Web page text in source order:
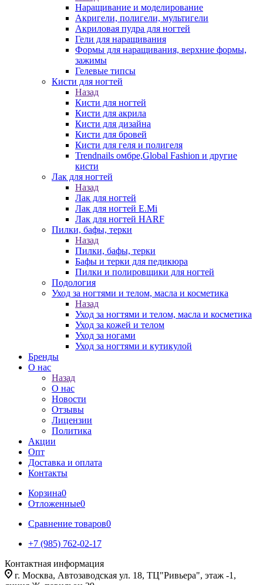
Наращивание и моделирование
Акригели, полигели, мультигели
Акриловая пудра для ногтей
Гели для наращивания
Формы для наращивания, верхние формы,
зажимы
Гелевые типсы
Кисти для ногтей
Назад
Кисти для ногтей
Кисти для акрила
Кисти для дизайна
Кисти для бровей
Кисти для геля и полигеля
Trendnails омбре,Global Fashion и другие
кисти
Лак для ногтей
Назад
Лак для ногтей
Лак для ногтей E.Mi
Лак для ногтей HARF
Пилки, бафы, терки
Назад
Пилки, бафы, терки
Бафы и терки для педикюра
Пилки и полировщики для ногтей
Подология
Уход за ногтями и телом, масла и косметика
Назад
Уход за ногтями и телом, масла и косметика
Уход за кожей и телом
Уход за ногами
Уход за ногтями и кутикулой
Бренды
О нас
Назад
О нас
Новости
Отзывы
Лицензии
Политика
Акции
Опт
Доставка и оплата
Контакты
Корзина0
Отложенные0
Сравнение товаров0
+7 (985) 762-02-17
Контактная информация
г. Москва, Автозаводская ул. 18, ТЦ"Ривьера", этаж -1,